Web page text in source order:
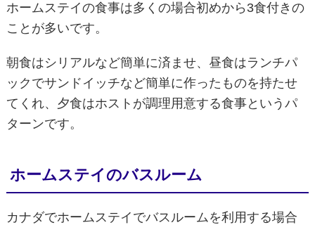
ホームステイの食事は多くの場合初めから3食付きの
ことが多いです。
朝食はシリアルなど簡単に済ませ、昼食はランチパ
ックでサンドイッチなど簡単に作ったものを持たせ
てくれ、夕食はホストが調理用意する食事というパ
ターンです。
ホームステイのバスルーム
カナダでホームステイでバスルームを利用する場合